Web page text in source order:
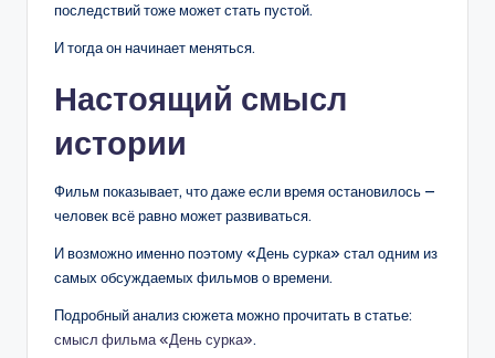
последствий тоже может стать пустой.
И тогда он начинает меняться.
Настоящий смысл
истории
Фильм показывает, что даже если время остановилось —
человек всё равно может развиваться.
И возможно именно поэтому «День сурка» стал одним из
самых обсуждаемых фильмов о времени.
Подробный анализ сюжета можно прочитать в статье:
смысл фильма «День сурка».